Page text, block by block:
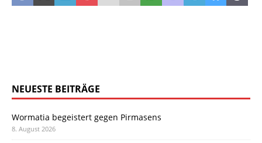
NEUESTE BEITRÄGE
Wormatia begeistert gegen Pirmasens
8. August 2026